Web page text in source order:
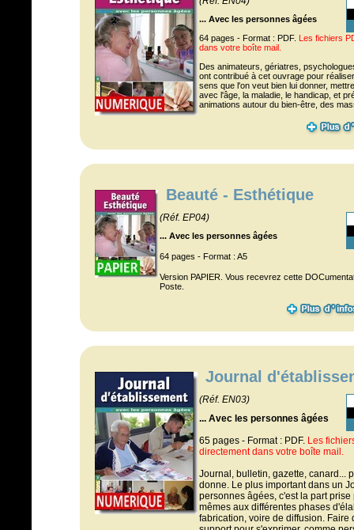
... Avec les personnes âgées
64 pages - Format : PDF. Les fichiers
dans votre boîte mail.
Des animateurs, gériatres,
ont contribué à cet ouvrage pour
sens que l'on veut bien lui donner,
avec l'âge, la maladie, le handicap, et
animations autour du bien-être, des
Beauté - Esthétique
(Réf. EP04)
... Avec les personnes âgées
64 pages - Format : A5
Version PAPIER. Vous recevrez cette
Poste.
Journal
(Réf. EN03)
... Avec les personnes âgées
65 pages - Format : PDF. Les
directement dans votre boîte mail.
Journal, bulletin, gazette, canard...
donne. Le plus important dans un
personnes âgées, c'est la part
mêmes aux différentes phases
fabrication, voire de diffusion.